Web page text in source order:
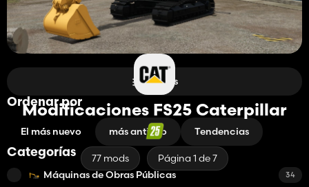
Modificaciones FS25 Caterpillar
77 mods Página 1 de 7
Filtros
Ordenar por
El más nuevo más antiguo Tendencias
Categorías
Máquinas de Obras Públicas 34